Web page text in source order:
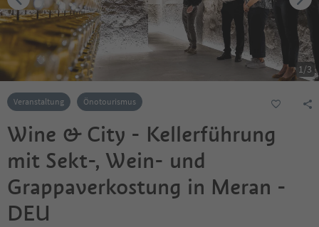
1/3
Veranstaltung Önotourismus
Wine & City - Kellerführung
mit Sekt-, Wein- und
Grappaverkostung in Meran -
DEU